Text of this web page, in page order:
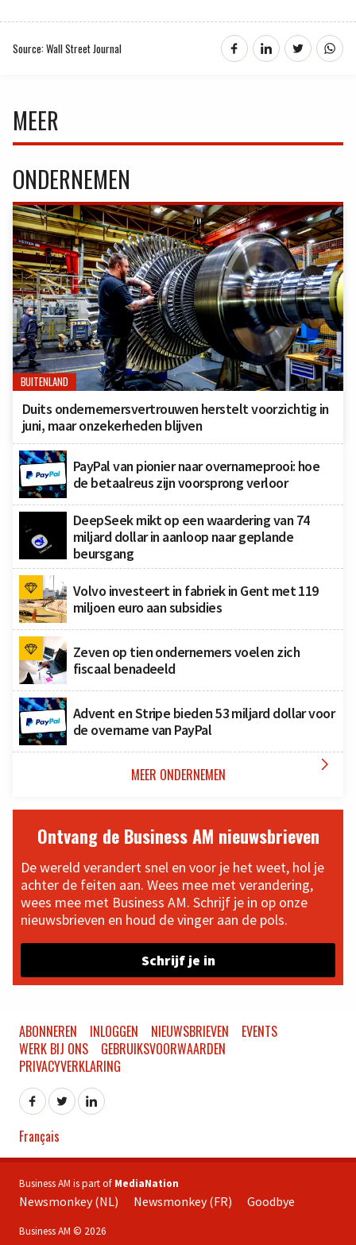
Source: Wall Street Journal
MEER
ONDERNEMEN
BUITENLAND
Duits ondernemersvertrouwen herstelt voorzichtig in
juni, maar onzekerheden blijven
PayPal van pionier naar overnameprooi: hoe
de betaalreus zijn voorsprong verloor
DeepSeek mikt op een waardering van 74
miljard dollar in aanloop naar geplande
beursgang
Volvo investeert in fabriek in Gent met 119
miljoen euro aan subsidies
Zeven op tien ondernemers voelen zich
fiscaal benadeeld
Advent en Stripe bieden 53 miljard dollar voor
de overname van PayPal
MEER ONDERNEMEN 
Ontvang de Business AM nieuwsbrieven
De wereld verandert snel en voor je het weet, hol je
achter de feiten aan. Wees mee met verandering,
wees mee met Business AM. Schrijf je in op onze
nieuwsbrieven en houd de vinger aan de pols.
Schrijf je in
ABONNEREN INLOGGEN NIEUWSBRIEVEN
EVENTS
WERK BIJ ONS
GEBRUIKSVOORWAARDEN
PRIVACYVERKLARING
Français
Business AM is part of MediaNation
Newsmonkey (NL) Newsmonkey (FR) Goodbye
Business AM © 2026